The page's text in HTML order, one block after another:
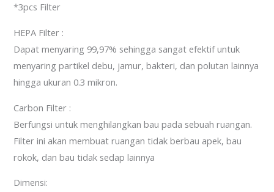
*3pcs Filter
HEPA Filter :
Dapat menyaring 99,97% sehingga sangat efektif untuk
menyaring partikel debu, jamur, bakteri, dan polutan lainnya
hingga ukuran 0.3 mikron.
Carbon Filter :
Berfungsi untuk menghilangkan bau pada sebuah ruangan.
Filter ini akan membuat ruangan tidak berbau apek, bau
rokok, dan bau tidak sedap lainnya
Dimensi: